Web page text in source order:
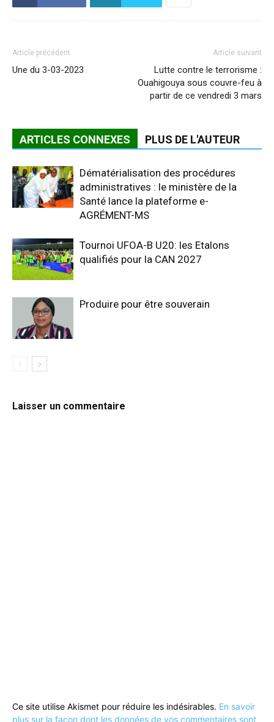
Article précédent
Une du 3-03-2023
Article suivant
Lutte contre le terrorisme :
Ouahigouya sous couvre-feu à
partir de ce vendredi 3 mars
ARTICLES CONNEXES PLUS DE L'AUTEUR
Dématérialisation des procédures
administratives : le ministère de la
Santé lance la plateforme e-
AGRÉMENT-MS
Tournoi UFOA-B U20: les Etalons
qualifiés pour la CAN 2027
Produire pour être souverain
Laisser un commentaire
Ce site utilise Akismet pour réduire les indésirables. En savoir
plus sur la façon dont les données de vos commentaires sont